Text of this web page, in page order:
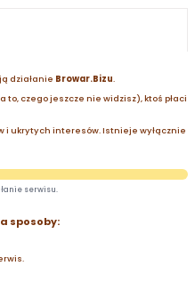
działanie Browar.Bizu.
to, czego jeszcze nie widzisz), ktoś płaci
i ukrytych interesów. Istnieje wyłącznie
serwisu.
sposoby: